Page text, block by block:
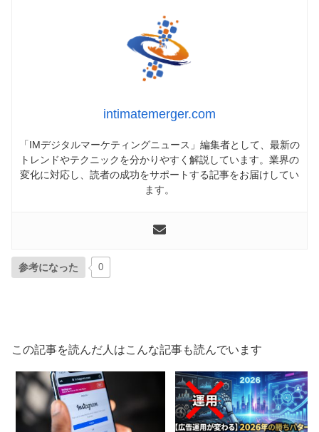
intimatemerger.com
「IMデジタルマーケティングニュース」編集者として、最新の
トレンドやテクニックを分かりやすく解説しています。業界の
変化に対応し、読者の成功をサポートする記事をお届けしてい
ます。
参考になった 0
この記事を読んだ人はこんな記事も読んでいます